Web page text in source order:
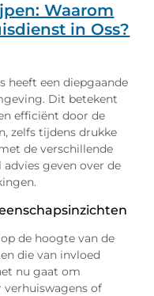
Waarom
in Oss?
heeft een diepgaande
Dit betekent
efficiënt door de
zelfs tijdens drukke
de verschillende
geven over de
de hoogte van de
die van invloed
nu gaat om
of